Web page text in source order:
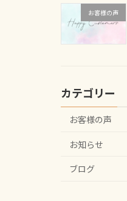
お客様の声
カテゴリー
お客様の声
お知らせ
ブログ